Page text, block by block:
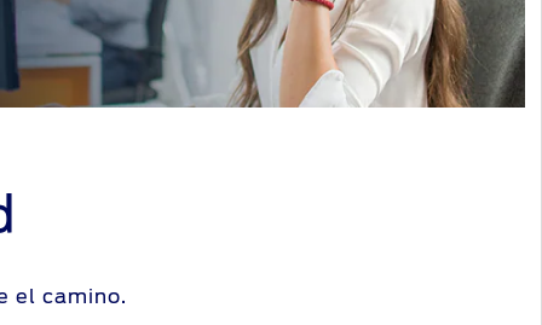
el camino.